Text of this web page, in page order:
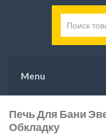
Menu
Печь Для Бани
Обкладку